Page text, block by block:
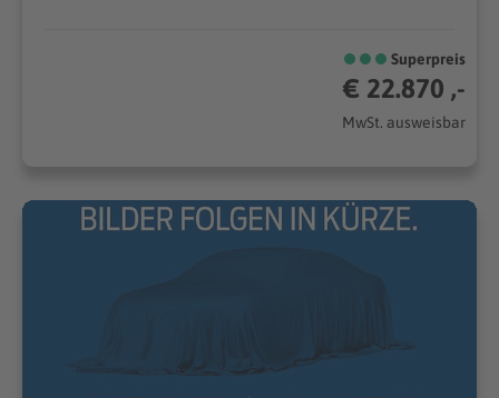
Superpreis
€ 22.870 ,-
MwSt. ausweisbar